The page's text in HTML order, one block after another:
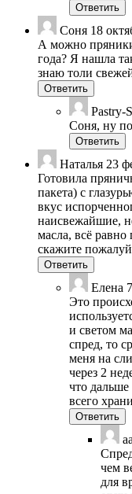
Ответить
Соня 18
А можно
года? Я нашла
знаю толи
Ответить
Pastry-
Соня, ну
Ответить
Наталья 23
Готовила
пакета) с
вкус
наисвежайшие,
масла, всё равно
скажите
Ответить
Елена
Это
и светом
спред, то
меня на
через 2
что
всего
Ответить
чем
для